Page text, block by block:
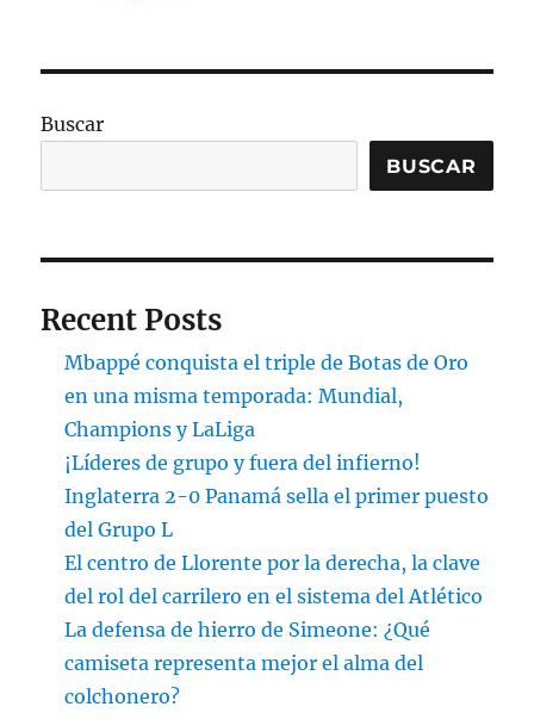
Buscar
BUSCAR
Recent Posts
Mbappé conquista el triple de Botas de Oro
en una misma temporada: Mundial,
Champions y LaLiga
¡Líderes de grupo y fuera del infierno!
Inglaterra 2-0 Panamá sella el primer puesto
del Grupo L
El centro de Llorente por la derecha, la clave
del rol del carrilero en el sistema del Atlético
La defensa de hierro de Simeone: ¿Qué
camiseta representa mejor el alma del
colchonero?